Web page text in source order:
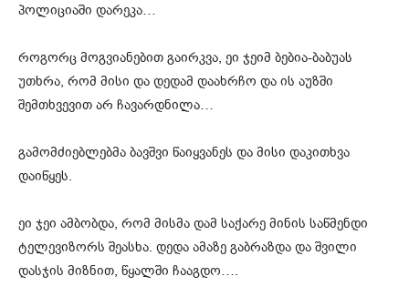
პოლიციაში დარეკა…
როგორც მოგვიანებით გაირკვა, ეი ჯეიმ ბებია-ბაბუას
უთხრა, რომ მისი და დედამ დაახრჩო და ის აუზში
შემთხვევით არ ჩავარდნილა…
გამომძიებლებმა ბავშვი წაიყვანეს და მისი დაკითხვა
დაიწყეს.
ეი ჯეი ამბობდა, რომ მისმა დამ საქარე მინის საწმენდი
ტელევიზორს შეასხა. დედა ამაზე გაბრაზდა და შვილი
დასჯის მიზნით, წყალში ჩააგდო….